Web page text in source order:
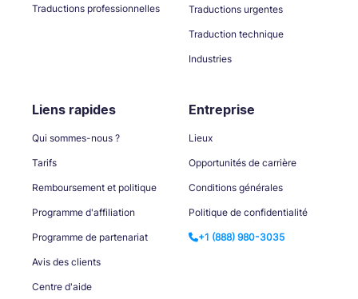
Traductions professionnelles Traductions urgentes
Traduction technique
Industries
Liens rapides
Qui sommes-nous ?
Tarifs
Remboursement et politique
Programme d'affiliation
Programme de partenariat
Avis des clients
Centre d'aide
Entreprise
Lieux
Opportunités de carrière
Conditions générales
Politique de confidentialité
+1 (888) 980-3035